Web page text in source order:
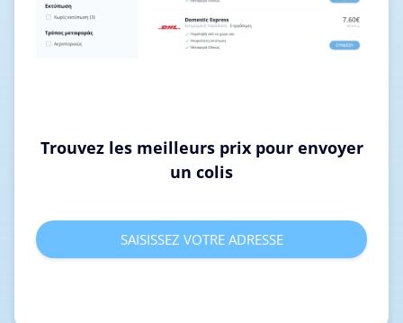
Trouvez les meilleurs prix pour envoyer
un colis
SAISISSEZ VOTRE ADRESSE